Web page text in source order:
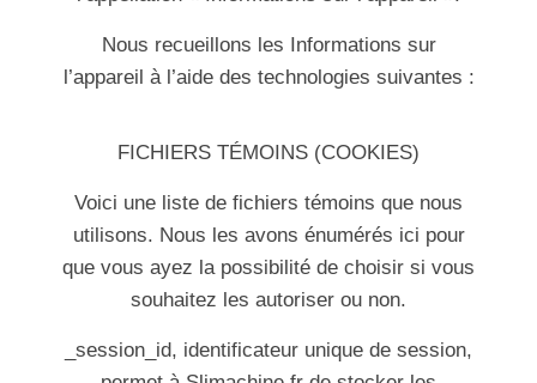
Nous recueillons les Informations sur
l’appareil à l’aide des technologies suivantes :
FICHIERS TÉMOINS (COOKIES)
Voici une liste de fichiers témoins que nous
utilisons. Nous les avons énumérés ici pour
que vous ayez la possibilité de choisir si vous
souhaitez les autoriser ou non.
_session_id, identificateur unique de session,